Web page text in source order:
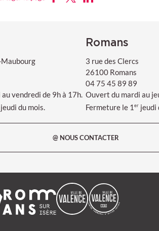
vendredi de 9h à 17h.
jeudi du mois.
Romans
3 rue des Clercs
26100 Romans
04 75 45 89 89
Ouvert du mardi au
Fermeture le 1er jeudi
@ NOUS CONTACTER
Romans agglo
Ville de Romans-sur-Isère
Ville de Valence
CCAS de la